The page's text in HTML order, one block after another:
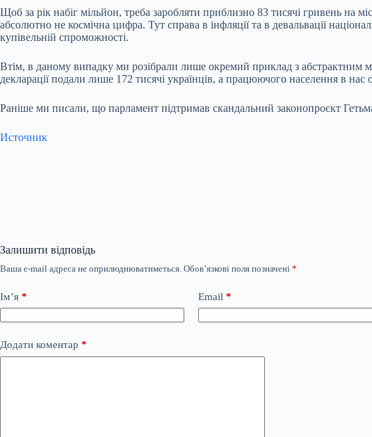
Щоб за рік набіг мільйон, треба заробляти приблизно 83 тисячі гривень на
абсолютно не космічна цифра. Тут справа в інфляції та в девальвації
купівельній спроможності.
Втім, в даному випадку ми розібрали лише окремий приклад з абстрактним
декларації подали лише 172 тисячі українців, а працюючого населення в
Раніше ми писали, що парламент підтримав скандальний законопроєкт
Источник
Залишити відповідь
Ваша e-mail адреса не оприлюднюватиметься. Обов’язкові поля позначені *
Ім’я * Email *
Додати коментар *